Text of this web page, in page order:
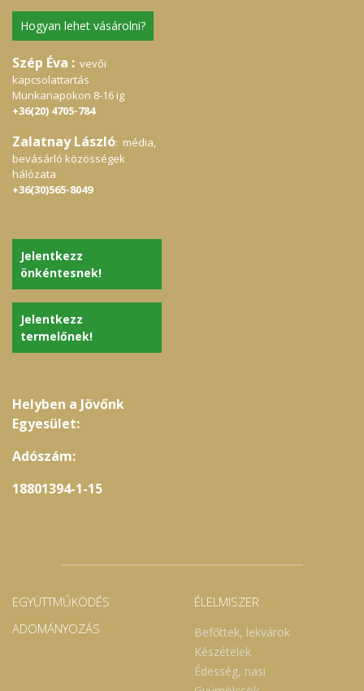
Hogyan lehet vásárolni?
Szép Éva : vevői
kapcsolattartás
Munkanapokon 8-16 ig
+36(20) 4705-784
Zalatnay László: média,
bevásárló közösségek
hálózata
+36(30)565-8049
Jelentkezz
önkéntesnek!
Jelentkezz
termelőnek!
Helyben a Jövőnk
Egyesület:
Adószám:
18801394-1-15
EGYÜTTMŰKÖDÉS
ADOMÁNYOZÁS
ÉLELMISZER
Befőttek, lekvárok
Készételek
Édesség, nasi